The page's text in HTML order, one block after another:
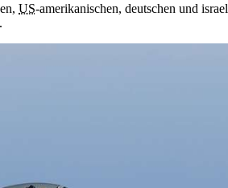
US-amerikanischen, deutschen und